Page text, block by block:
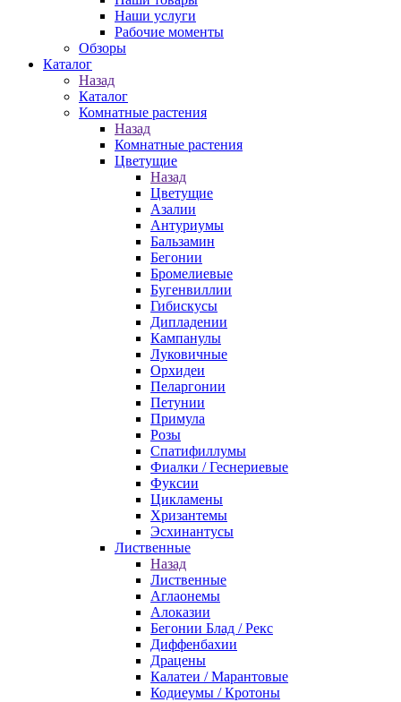
Наши услуги
Рабочие моменты
Обзоры
Каталог
Назад
Каталог
Комнатные растения
Назад
Комнатные растения
Цветущие
Назад
Цветущие
Азалии
Антуриумы
Бальзамин
Бегонии
Бромелиевые
Бугенвиллии
Гибискусы
Дипладении
Кампанулы
Луковичные
Орхидеи
Пеларгонии
Петунии
Примула
Розы
Спатифиллумы
Фиалки / Геснериевые
Фуксии
Цикламены
Хризантемы
Эсхинантусы
Лиственные
Назад
Лиственные
Аглаонемы
Алоказии
Бегонии Блад / Рекс
Диффенбахии
Драцены
Калатеи / Марантовые
Кодиеумы / Кротоны